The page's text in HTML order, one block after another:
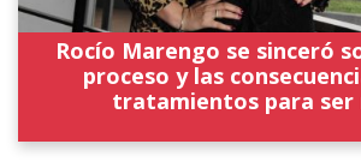
Rocío Marengo se sinceró
proceso y las
tratamientos para ser